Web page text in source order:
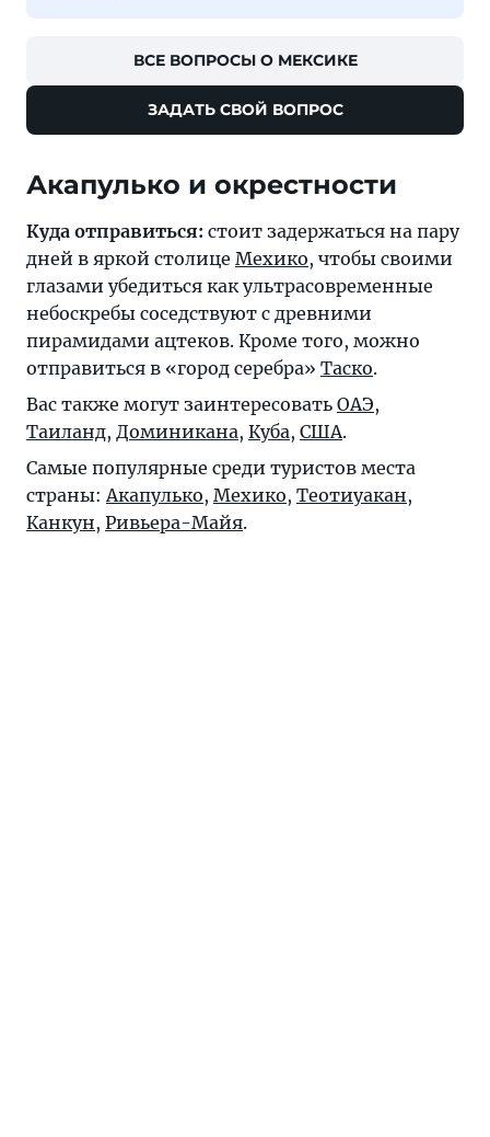
ВСЕ ВОПРОСЫ О МЕКСИКЕ
ЗАДАТЬ СВОЙ ВОПРОС
Акапулько и окрестности
Куда отправиться: стоит задержаться на пару
дней в яркой столице Мехико, чтобы своими
глазами убедиться как ультрасовременные
небоскребы соседствуют с древними
пирамидами ацтеков. Кроме того, можно
отправиться в «город серебра» Таско.
Вас также могут заинтересовать ОАЭ,
Таиланд, Доминикана, Куба, США.
Самые популярные среди туристов места
страны:Акапулько, Мехико, Теотиуакан,
Канкун, Ривьера-Майя.